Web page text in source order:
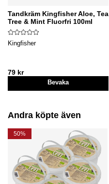
Tandkräm Kingfisher Aloe, Tea
Tree & Mint Fluorfri 100ml
Kingfisher
79 kr
Bevaka
Andra köpte även
50%